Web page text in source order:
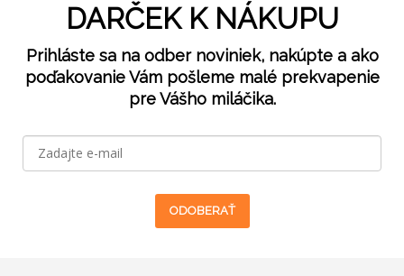
DARČEK K NÁKUPU
Prihláste sa na odber noviniek, nakúpte a ako
poďakovanie Vám pošleme malé prekvapenie
pre Vášho miláčika.
ODOBERAŤ